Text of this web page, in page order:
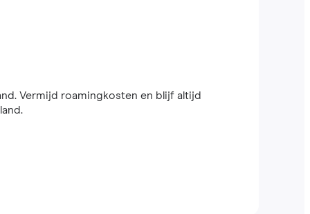
Vermijd roamingkosten en blijf altijd